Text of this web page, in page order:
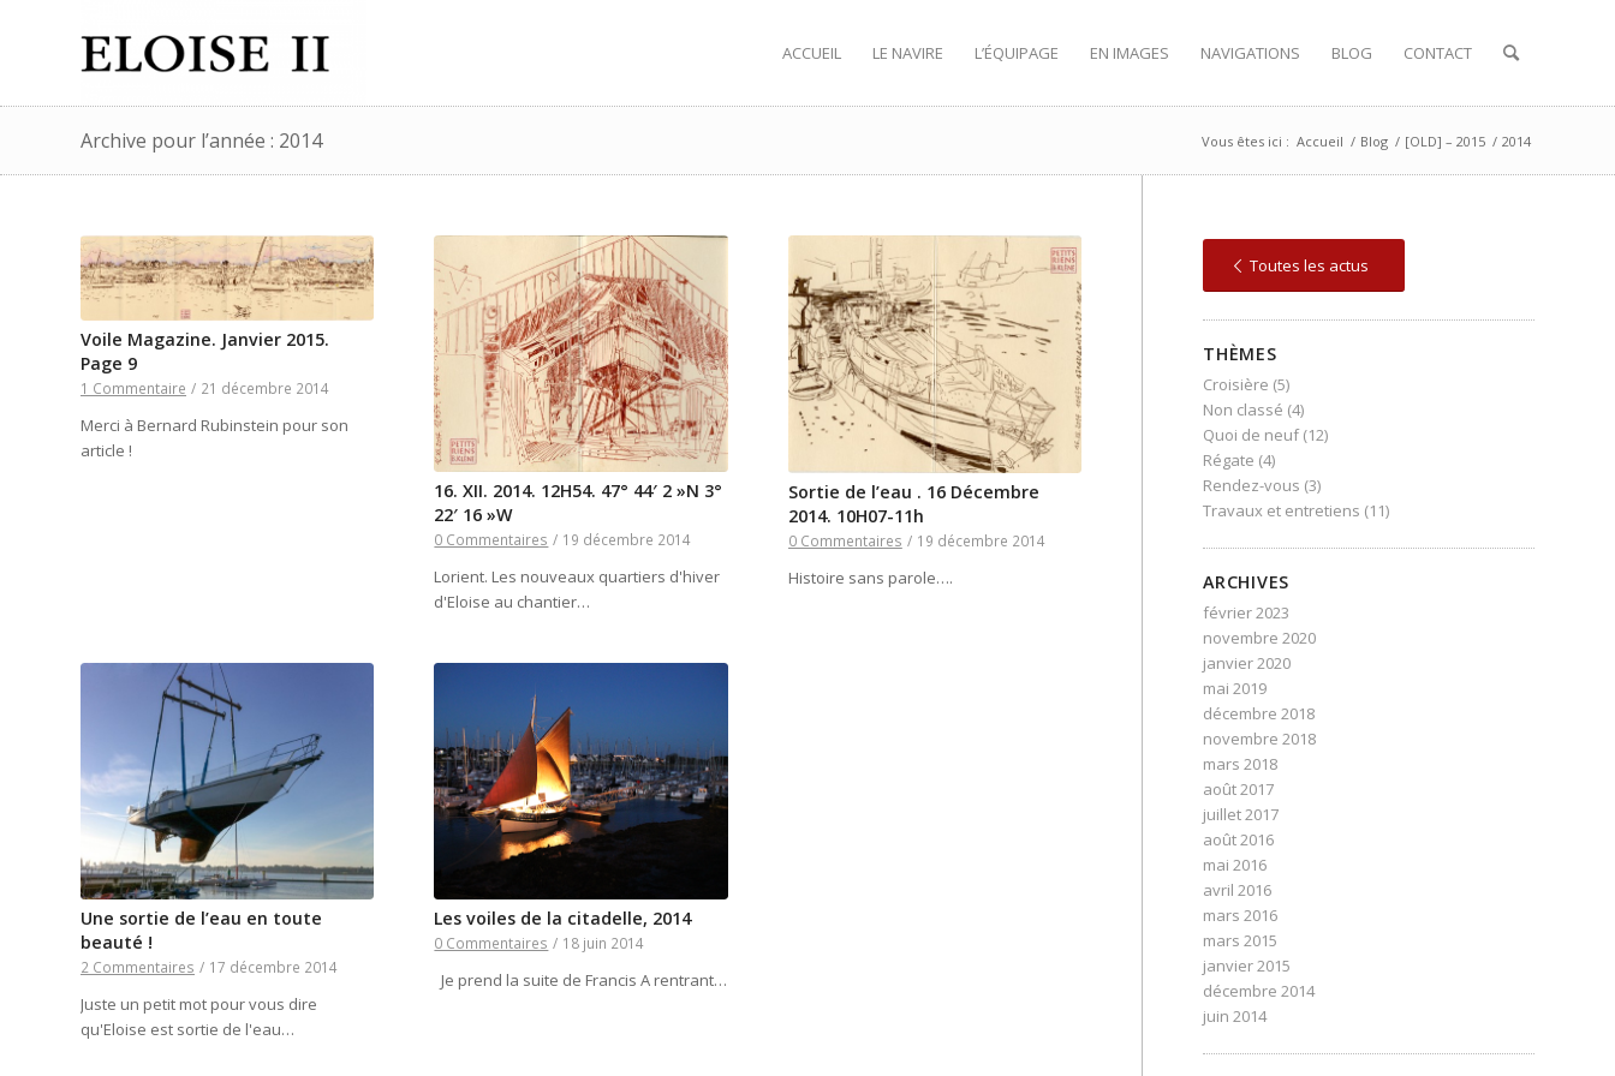
ACCUEIL LE NAVIRE L’ÉQUIPAGE EN IMAGES NAVIGATIONS BLOG CONTACT
Archive pour l’année : 2014 Vous êtes ici : Accueil / Blog / [OLD] – 2015 / 2014
Voile Magazine. Janvier 2015.
Page 9
1 Commentaire / 21 décembre 2014
Merci à Bernard Rubinstein pour son
article !
16. XII. 2014. 12H54. 47° 44′ 2 »N 3°
22′ 16 »W
0 Commentaires / 19 décembre 2014
Lorient. Les nouveaux quartiers d'hiver
d'Eloise au chantier…
Sortie de l’eau . 16 Décembre
2014. 10H07-11h
0 Commentaires / 19 décembre 2014
Histoire sans parole….
Une sortie de l’eau en toute
beauté !
2 Commentaires / 17 décembre 2014
Juste un petit mot pour vous dire
qu'Eloise est sortie de l'eau…
Les voiles de la citadelle, 2014
0 Commentaires / 18 juin 2014
Je prend la suite de Francis A rentrant…
Toutes les actus
THÈMES
Croisière (5)
Non classé (4)
Quoi de neuf(12)
Régate (4)
Rendez-vous (3)
Travaux et entretiens (11)
ARCHIVES
février 2023
novembre 2020
janvier 2020
mai 2019
décembre 2018
novembre 2018
mars 2018
août 2017
juillet 2017
août 2016
mai 2016
avril 2016
mars 2016
mars 2015
janvier 2015
décembre 2014
juin 2014